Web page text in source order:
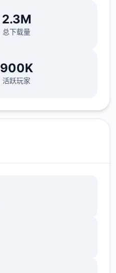
2.3M
总下载量
900K
活跃玩家